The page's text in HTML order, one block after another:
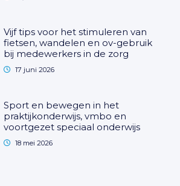
Vijf tips voor het stimuleren van
fietsen, wandelen en ov-gebruik
bij medewerkers in de zorg
17 juni 2026
Sport en bewegen in het
praktijkonderwijs, vmbo en
voortgezet speciaal onderwijs
18 mei 2026